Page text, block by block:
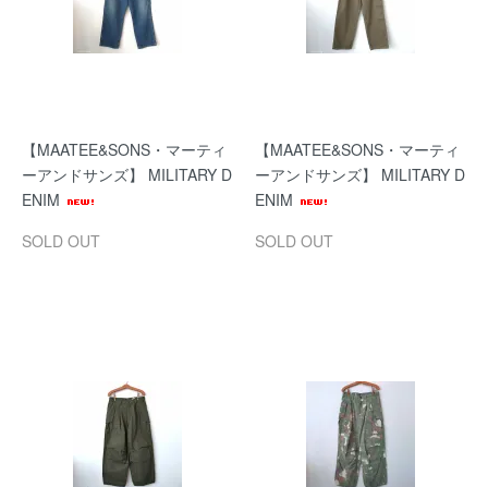
【MAATEE&SONS・マーティ
ーアンドサンズ】 MILITARY D
ENIM
SOLD OUT
【MAATEE&SONS・マーティ
ーアンドサンズ】 MILITARY D
ENIM
SOLD OUT